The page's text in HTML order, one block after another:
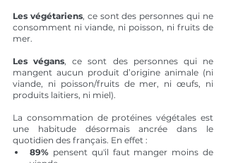
Les végétariens, ce sont des personnes qui ne
consomment ni viande, ni poisson, ni fruits de
mer.
Les végans, ce sont des personnes qui ne
mangent aucun produit d’origine animale (ni
viande, ni poisson/fruits de mer, ni œufs, ni
produits laitiers, ni miel).
La consommation de protéines végétales est
une habitude désormais ancrée dans le
quotidien des français. En effet :
89% pensent qu'il faut manger moins de